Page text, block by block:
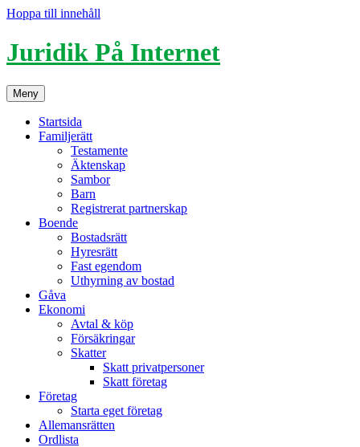
Hoppa till innehåll
Juridik På Internet
Meny
Startsida
Familjerätt
Testamente
Äktenskap
Sambor
Barn
Registrerat partnerskap
Boende
Bostadsrätt
Hyresrätt
Fast egendom
Uthyrning av bostad
Gåva
Ekonomi
Avtal & köp
Försäkringar
Skatter
Skatt privatpersoner
Skatt företag
Företag
Starta eget företag
Allemansrätten
Ordlista